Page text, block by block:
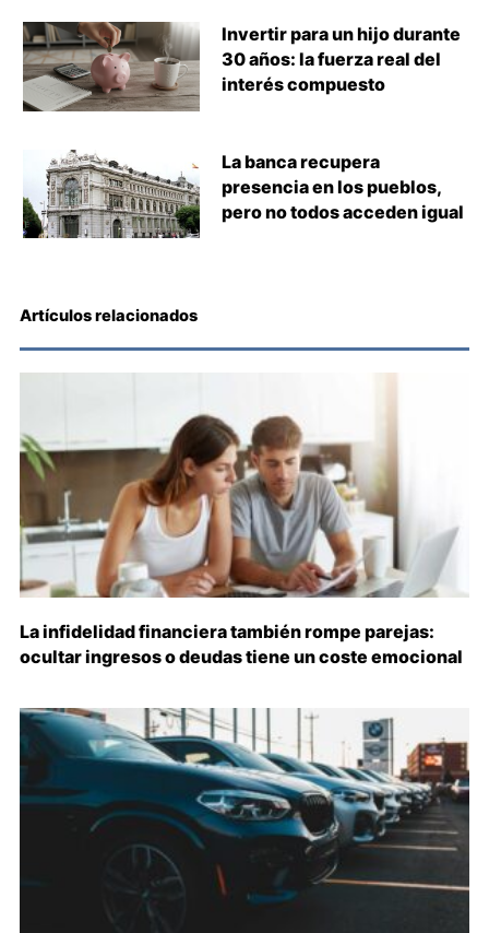
Invertir para un hijo durante
30 años: la fuerza real del
interés compuesto
La banca recupera
presencia en los pueblos,
pero no todos acceden igual
Artículos relacionados
La infidelidad financiera también rompe parejas:
ocultar ingresos o deudas tiene un coste emocional